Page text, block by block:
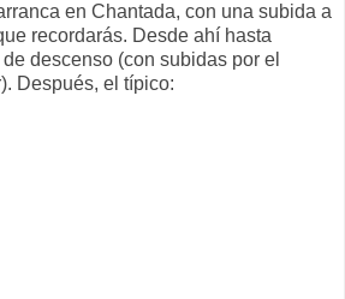
en Chantada, con una subida a
recordarás. Desde ahí hasta
descenso (con subidas por el
Después, el típico: